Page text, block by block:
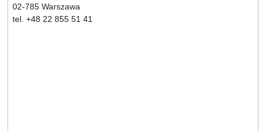
02-785 Warszawa
tel. +48 22 855 51 41